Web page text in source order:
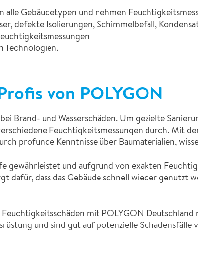
Gebäudetypen und nehmen
defekte Isolierungen, Schimmelbefall,
Technologien.
von POLYGON
Brand- und Wasserschäden. Um gezielte
Feuchtigkeitsmessungen durch. Mit
profunde Kenntnisse über Baumaterialien,
gewährleistet und aufgrund von exakten
dafür, dass das Gebäude schnell wieder genutzt
Feuchtigkeitsschäden mit POLYGON
und sind gut auf potenzielle